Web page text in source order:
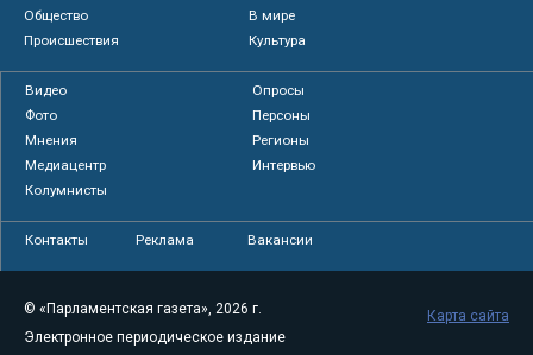
Общество
В мире
Происшествия
Культура
Видео
Опросы
Фото
Персоны
Мнения
Регионы
Медиацентр
Интервью
Колумнисты
Контакты Реклама Вакансии
© «Парламентская газета», 2026 г.
Электронное периодическое издание
Карта сайта